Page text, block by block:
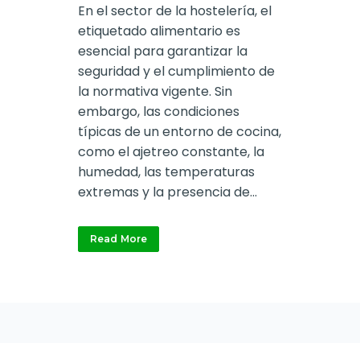
En el sector de la hostelería, el
etiquetado alimentario es
esencial para garantizar la
seguridad y el cumplimiento de
la normativa vigente. Sin
embargo, las condiciones
típicas de un entorno de cocina,
como el ajetreo constante, la
humedad, las temperaturas
extremas y la presencia de...
Read More